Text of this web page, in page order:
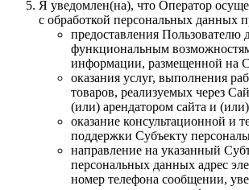
Я уведомлен(на), что Оператор
с обработкой персональных данных
предоставления Пользователю
функциональным
информации, размещенной на
оказания услуг, выполнения
товаров, реализуемых через
(или) арендатором сайта и
оказание консультационной и
поддержки Субъекту
направление на указанный
персональных данных адрес
номер телефона сообщении,